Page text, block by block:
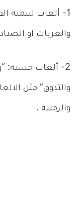
1- ألعاب لتنميه
والعربات او
2- ألعاب حسيه:
والتذوق” مثل
والرملية .